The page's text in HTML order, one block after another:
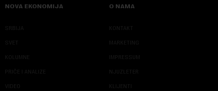
NOVA EKONOMIJA
SRBIJA
SVET
KOLUMNE
PRIČE I ANALIZE
VIDEO
O NAMA
KONTAKT
MARKETING
IMPRESSUM
NJUZLETER
KLIJENTI